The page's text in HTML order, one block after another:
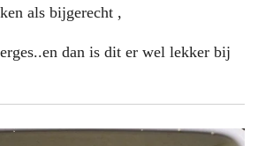
als bijgerecht ,
dan is dit er wel lekker bij